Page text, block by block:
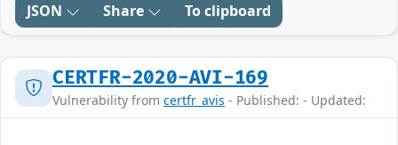
JSON Share To clipboard
CERTFR-2020-AVI-169
Vulnerability from certfr_avis - Published: - Updated: